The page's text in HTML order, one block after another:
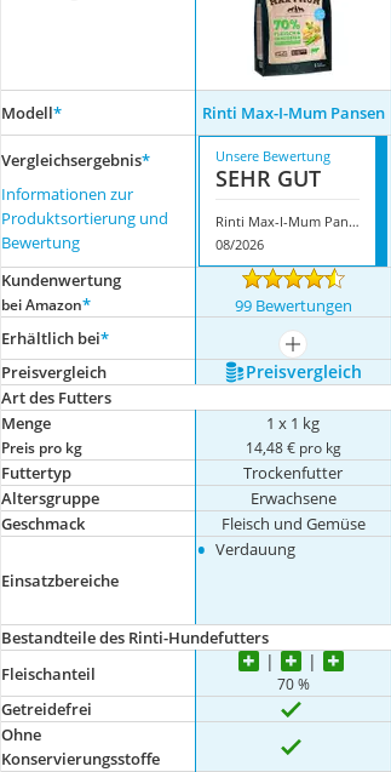
Modell* Rinti Max-I-Mum Pansen
Vergleichsergebnis*
Informationen zur
Produktsortierung und
Bewertung
Unsere Bewertung
SEHR GUT
Rinti Max-I-Mum Pansen
08/2026
Kundenwertung
bei Amazon* 99 Bewertungen
Erhältlich bei*
mehr anzeigen
Preis­vergleich
Preis­vergleich
Art des Futters
Menge
Preis pro kg
1 x 1 kg
14,48 € pro kg
Futtertyp Trockenfutter
Altersgruppe
Erwachsene
Geschmack
Fleisch und Gemüse
Einsatzbereiche
• Verdauung
Bestandteile des Rinti-Hundefutters
Fleischanteil
70 %
Getreidefrei
Ohne
Konservierungsstoffe